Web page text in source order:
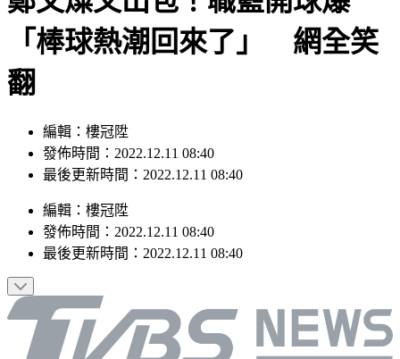
「棒球熱潮回來了」 網全笑
翻
發佈時間：2022.12.11 08:40
最後更新時間：2022.12.11 08:40
發佈時間：2022.12.11 08:40
最後更新時間：2022.12.11 08:40